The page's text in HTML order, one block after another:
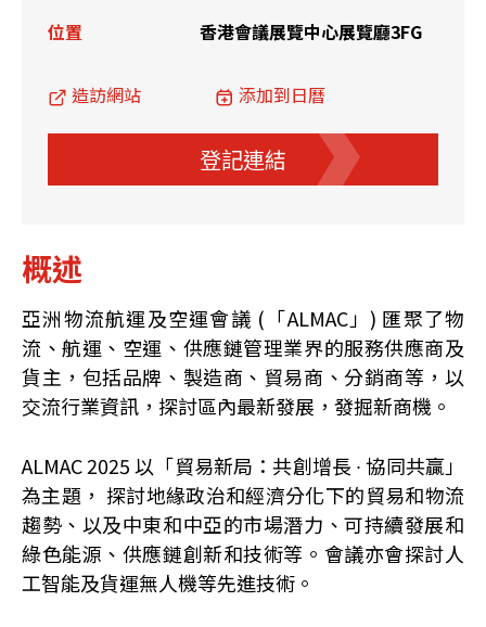
位置
香港會議展覽中心展覽廳3FG
造訪網站 添加到日曆
登記連結
概述
亞洲物流航運及空運會議 (「ALMAC」) 匯聚了物
流、航運、空運、供應鏈管理業界的服務供應商及
貨主，包括品牌、製造商、貿易商、分銷商等，以
交流行業資訊，探討區內最新發展，發掘新商機。
ALMAC 2025 以「貿易新局：共創增長 ∙ 協同共贏」
為主題， 探討地緣政治和經濟分化下的貿易和物流
趨勢、以及中東和中亞的市場潛力、可持續發展和
綠色能源、供應鏈創新和技術等。會議亦會探討人
工智能及貨運無⼈機等先進技術。